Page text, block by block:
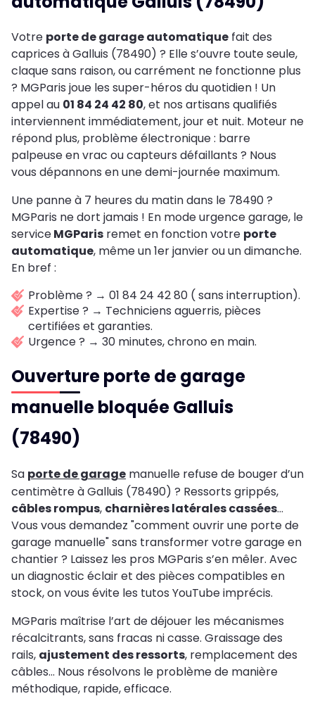
Votre porte de garage automatique fait des
caprices à Galluis (78490) ? Elle s’ouvre toute seule,
claque sans raison, ou carrément ne fonctionne plus
? MGParis joue les super-héros du quotidien ! Un
appel au 01 84 24 42 80, et nos artisans qualifiés
interviennent immédiatement, jour et nuit. Moteur ne
répond plus, problème électronique : barre
palpeuse en vrac ou capteurs défaillants ? Nous
vous dépannons en une demi-journée maximum.
Une panne à 7 heures du matin dans le 78490 ?
MGParis ne dort jamais ! En mode urgence garage, le
serviceMGParis remet en fonction votre porte
automatique, même un 1er janvier ou un dimanche.
En bref :
Problème ? → 01 84 24 42 80 ( sans interruption).
Expertise ? → Techniciens aguerris, pièces
certifiées et garanties.
Urgence ? → 30 minutes, chrono en main.
Ouverture porte de garage
manuelle bloquée Galluis
(78490)
Sa porte de garage manuelle refuse de bouger d’un
centimètre à Galluis (78490) ? Ressorts grippés,
câbles rompus, charnières latérales cassées…
Vous vous demandez "comment ouvrir une porte de
garage manuelle" sans transformer votre garage en
chantier ? Laissez les pros MGParis s’en mêler. Avec
un diagnostic éclair et des pièces compatibles en
stock, on vous évite les tutos YouTube imprécis.
MGParis maîtrise l’art de déjouer les mécanismes
récalcitrants, sans fracas ni casse. Graissage des
rails, ajustement des ressorts, remplacement des
câbles… Nous résolvons le problème de manière
méthodique, rapide, efficace.